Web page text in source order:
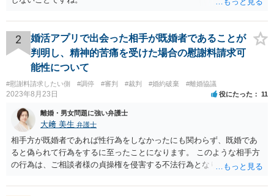
2
婚活アプリで出会った相手が既婚者であることが
判明し、精神的苦痛を受けた場合の慰謝料請求可
能性について
#慰謝料請求したい側 #調停 #審判 #裁判 #婚約破棄 #離婚協議
2023年8月23日 役にたった 11
離婚・男女問題に強い弁護士
大﨑 美生 弁護士
相手方が既婚者であれば性行為をしなかったにも関わらず、既婚であ
ると偽られて行為をするに至ったことになります。 このような相手方
の行為は、ご相談者様の貞操権を侵害する不法行為となりますので、
ませんが、上記は性行為があったことを前提としています） 弁護士に